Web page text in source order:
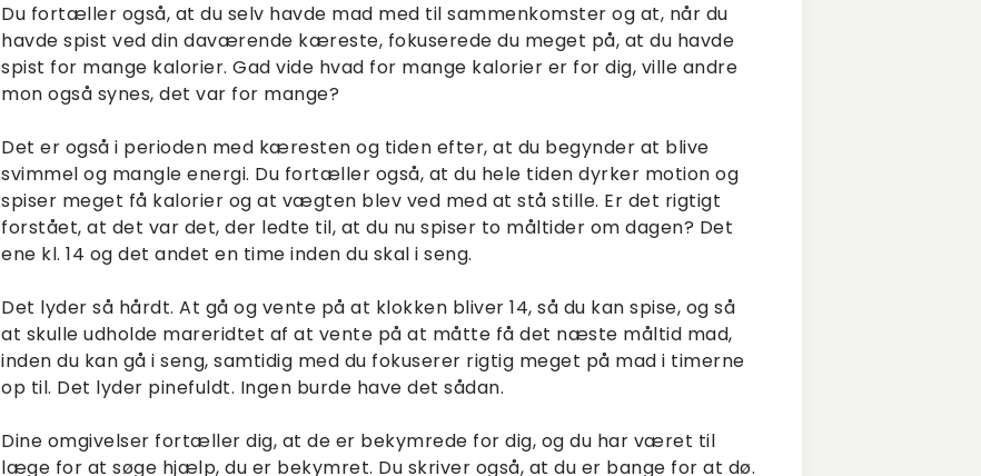
Du fortæller også, at du selv havde mad med til sammenkomster og at, når du
havde spist ved din daværende kæreste, fokuserede du meget på, at du havde
spist for mange kalorier. Gad vide hvad for mange kalorier er for dig, ville andre
mon også synes, det var for mange?
Det er også i perioden med kæresten og tiden efter, at du begynder at blive
svimmel og mangle energi. Du fortæller også, at du hele tiden dyrker motion og
spiser meget få kalorier og at vægten blev ved med at stå stille. Er det rigtigt
forstået, at det var det, der ledte til, at du nu spiser to måltider om dagen? Det
ene kl. 14 og det andet en time inden du skal i seng.
Det lyder så hårdt. At gå og vente på at klokken bliver 14, så du kan spise, og så
at skulle udholde mareridtet af at vente på at måtte få det næste måltid mad,
inden du kan gå i seng, samtidig med du fokuserer rigtig meget på mad i timerne
op til. Det lyder pinefuldt. Ingen burde have det sådan.
Dine omgivelser fortæller dig, at de er bekymrede for dig, og du har været til
læge for at søge hjælp, du er bekymret. Du skriver også, at du er bange for at dø.